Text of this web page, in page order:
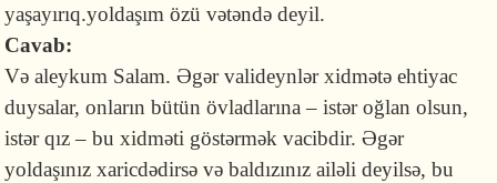
yaşayırıq.yoldaşım özü vətəndə deyil.
Cavab:
Və aleykum Salam. Əgər valideynlər xidmətə ehtiyac
duysalar, onların bütün övladlarına – istər oğlan olsun,
istər qız – bu xidməti göstərmək vacibdir. Əgər
yoldaşınız xaricdədirsə və baldızınız ailəli deyilsə, bu